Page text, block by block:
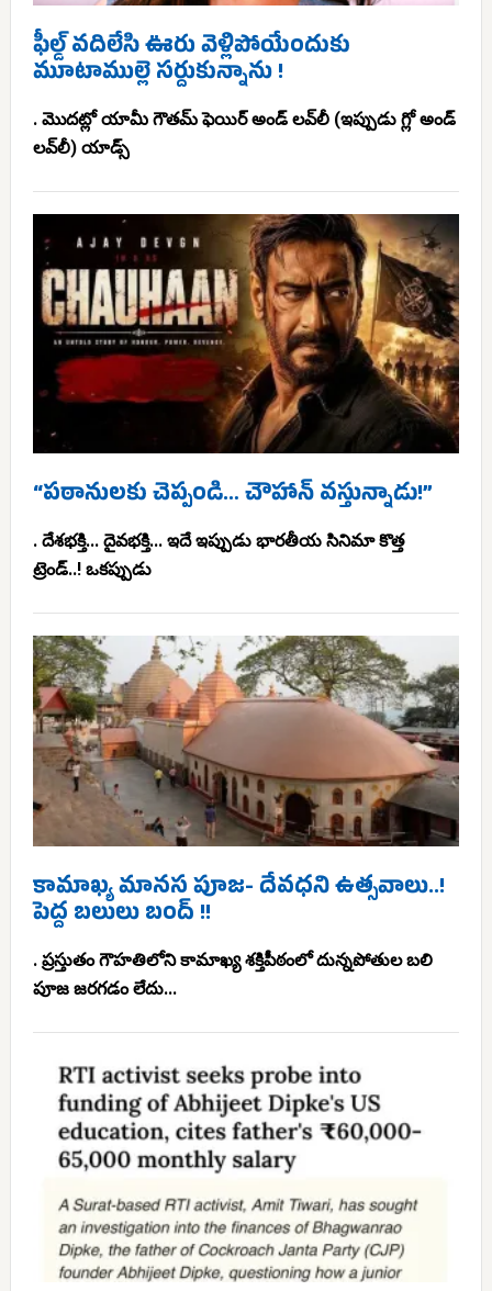
ఫీల్డ్ వదిలేసి ఊరు వెళ్లిపోయేందుకు
మూటాముల్లె సర్దుకున్నాను !
. మొదట్లో యామీ గౌతమ్ ఫెయిర్ అండ్ లవ్‌లీ (ఇప్పుడు గ్లో అండ్
లవ్‌లీ) యాడ్స్
“పఠానులకు చెప్పండి… చౌహాన్ వస్తున్నాడు!”
. దేశభక్తి... దైవభక్తి... ఇదే ఇప్పుడు భారతీయ సినిమా కొత్త
ట్రెండ్..! ఒకప్పుడు
కామాఖ్య మానస పూజ- దేవధని ఉత్సవాలు..!
పెద్ద బలులు బంద్ !!
. ప్రస్తుతం గౌహతిలోని కామాఖ్య శక్తిపీఠంలో దున్నపోతుల బలి
పూజ జరగడం లేదు...